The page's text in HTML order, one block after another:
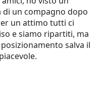
di un compagno dopo
un attimo tutti ci
e siamo ripartiti, ma
salva il